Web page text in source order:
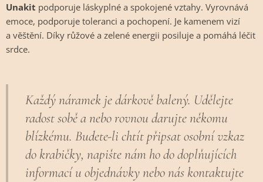
Unakit podporuje láskyplné a spokojené vztahy. Vyrovnává
emoce, podporuje toleranci a pochopení. Je kamenem vizí
a věštění. Díky růžové a zelené energii posiluje a pomáhá léčit
srdce.
Každý náramek je dárkově balený. Udělejte
radost sobě a nebo rovnou darujte někomu
blízkému. Budete-li chtít připsat osobní vzkaz
do krabičky, napište nám ho do doplňujících
informací u objednávky nebo nás kontaktujte